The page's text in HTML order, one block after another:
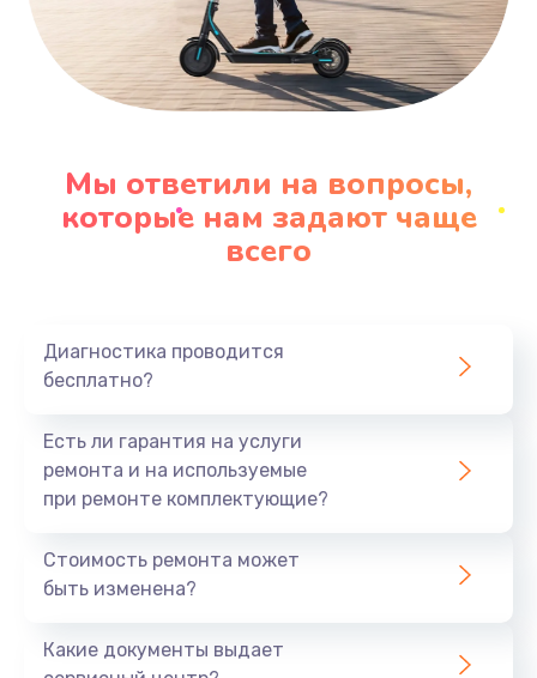
Мы ответили на вопросы,
которые нам задают чаще
всего
Диагностика проводится
бесплатно?
Есть ли гарантия на услуги
ремонта и на используемые
при ремонте комплектующие?
Стоимость ремонта может
быть изменена?
Какие документы выдает